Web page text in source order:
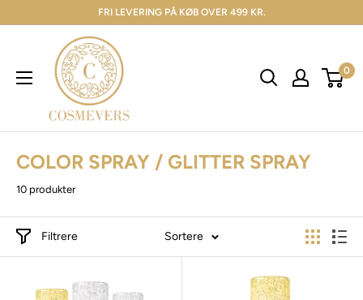
FRI LEVERING PÅ KØB OVER 499 KR.
0
COLOR SPRAY / GLITTER SPRAY
10 produkter
Filtrere Sortere